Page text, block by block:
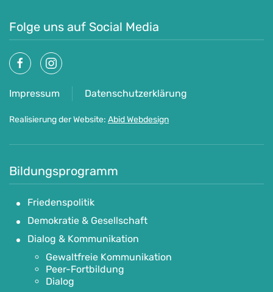
Folge uns auf Social Media
Impressum Datenschutzerklärung
Realisierung der Website: Abid Webdesign
Bildungsprogramm
Friedenspolitik
Demokratie & Gesellschaft
Dialog & Kommunikation
Gewaltfreie Kommunikation
Peer-Fortbildung
Dialog